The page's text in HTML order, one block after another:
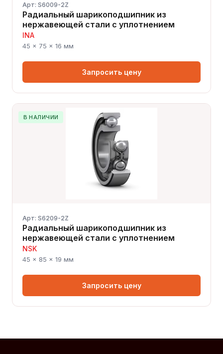
Арт: S6009-2Z
Радиальный шарикоподшипник из
нержавеющей стали с уплотнением
INA
45 × 75 × 16 мм
Запросить цену
В НАЛИЧИИ
Арт: S6209-2Z
Радиальный шарикоподшипник из
нержавеющей стали с уплотнением
NSK
45 × 85 × 19 мм
Запросить цену